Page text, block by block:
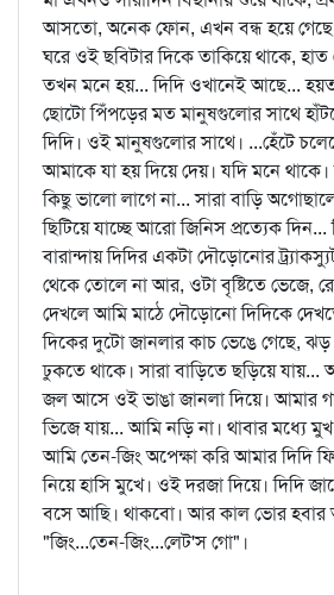
আসতো, অনেক ফোন, এখন বন্ধ হয়ে গেছে।
ঘরে ওই ছবিটার দিকে তাকিয়ে থাকে,
তখন মনে হয়... দিদি ওখানেই আছে...
ছোটো পিঁপড়ের মত মানুষগুলোর সাথে
দিদি। ওই মানুষগুলোর সাথে। ...হেঁটে
আমাকে যা হয় দিয়ে দেয়। যদি মনে
কিছু ভালো লাগে না... সারা বাড়ি
ছিটিয়ে যাচ্ছে আরো জিনিস প্রত্যেক দিন...
বারান্দায় দিদির একটা দৌড়োনোর
থেকে তোলে না আর, ওটা বৃষ্টিতে ভেজে,
দেখলে আমি মাঠে দৌড়োনো দিদিকে
দিকের দুটো জানলার কাচ ভেঙে গেছে,
ঢুকতে থাকে। সারা বাড়িতে ছড়িয়ে
জল আসে ওই ভাঙা জানলা দিয়ে। আমার
ভিজে যায়... আমি নড়ি না। থাবার মধ্যে
আমি তেন-জিং অপেক্ষা করি আমার দিদি
নিয়ে হাসি মুখে। ওই দরজা দিয়ে। দিদি
বসে আছি। থাকবো। আর কাল ভোর
"জিং...তেন-জিং...লেট'স গো"।